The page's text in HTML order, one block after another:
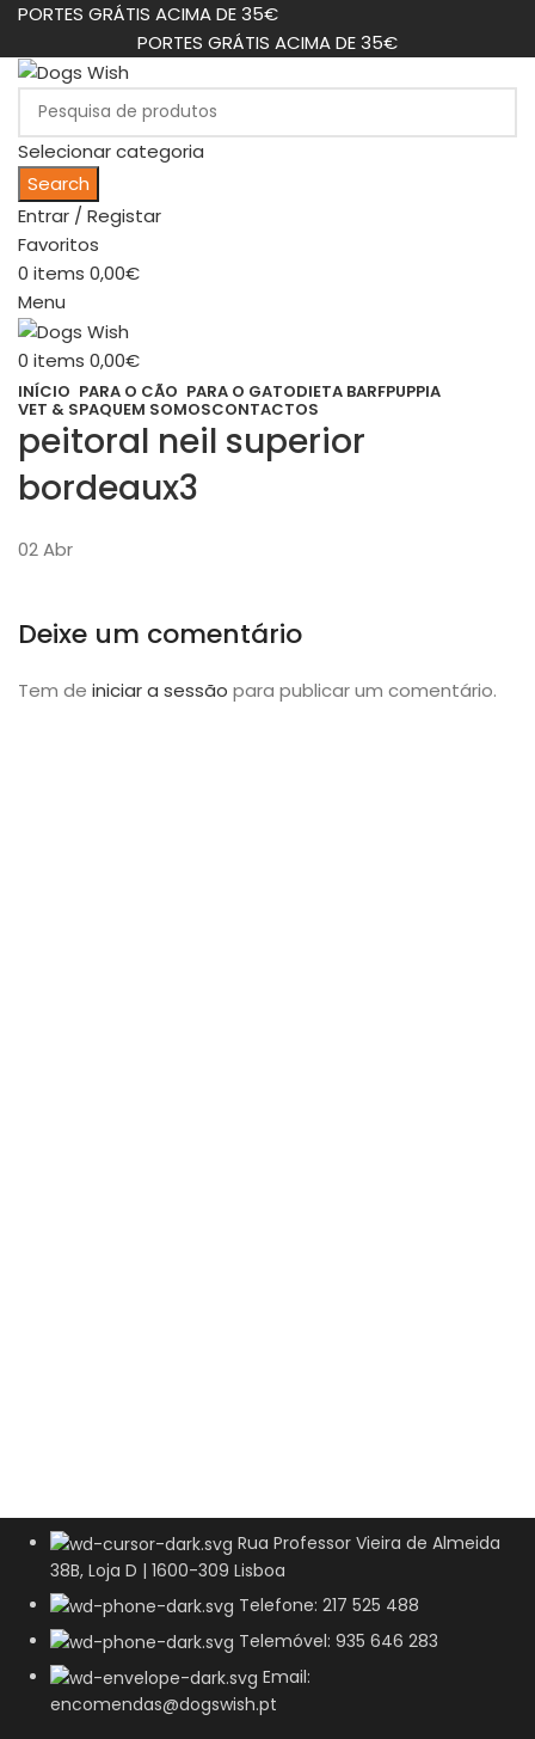
PORTES GRÁTIS ACIMA DE 35€
PORTES GRÁTIS ACIMA DE 35€
Selecionar categoria
Search
Entrar / Registar
Favoritos
0 items 0,00€
Menu
0 items 0,00€
INÍCIO PARA O CÃO PARA O GATODIETA BARFPUPPIA
VET & SPAQUEM SOMOSCONTACTOS
peitoral neil superior
bordeaux3
02Abr
Deixe um comentário
Tem de iniciar a sessão para publicar um comentário.
Rua Professor Vieira de Almeida
38B, Loja D | 1600-309 Lisboa
Telefone: 217 525 488
Telemóvel: 935 646 283
Email:
encomendas@dogswish.pt